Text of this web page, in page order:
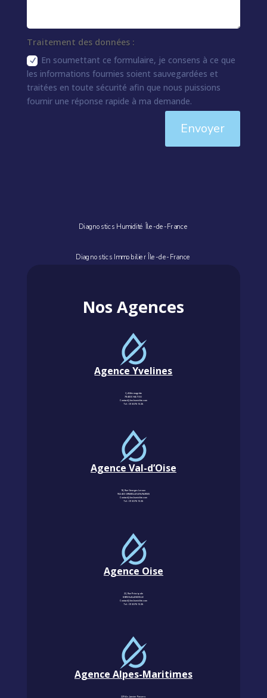
Traitement des données :
En soumettant ce formulaire, je consens à ce que
les informations fournies soient sauvegardées et
traitées en toute sécurité afin que nous puissions
fournir une réponse rapide à ma demande.
Envoyer
Diagnostics Humidité Île-de-France
Diagnostics Immobilier Île-de-France
Nos Agences
Agence Yvelines
3, Allée magritte
78400 CHATOU
Contact@km-humidite.com
Tel :01 30 76 13 26
Agence Val-d’Oise
18, Rue Georges Leroux
95240 CORMEILLES-EN-PARISIS
Contact@km-humidite.com
Tel :01 30 76 13 26
Agence Oise
22, Rue Principale
60850 LALANDELLE
Contact@km-humidite.com
Tel :01 30 76 13 26
Agence Alpes-Maritimes
229 Av. Janvier Passero